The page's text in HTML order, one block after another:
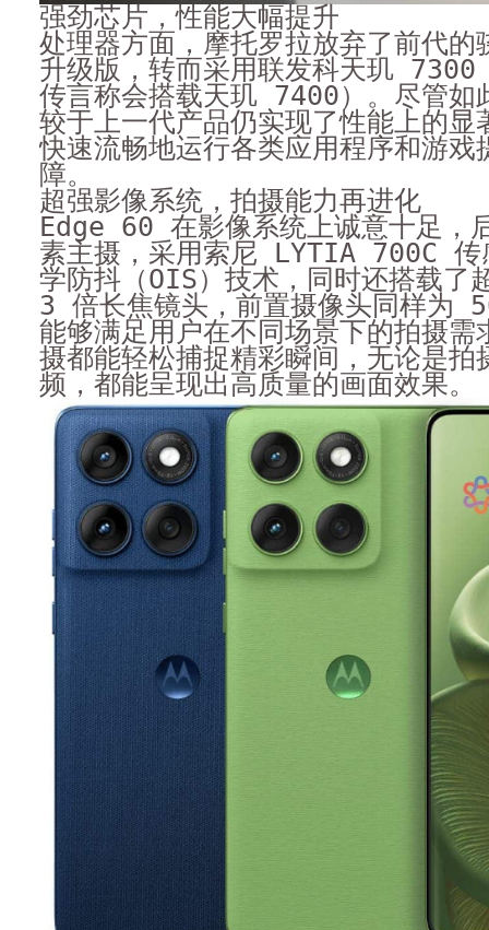
强劲芯片，性能大幅提升
处理器方面，摩托罗拉放弃了前代
升级版，转而采用联发科天玑 7300
传言称会搭载天玑 7400）。尽管如
较于上一代产品仍实现了性能上的显
快速流畅地运行各类应用程序和游戏
障。
超强影像系统，拍摄能力再进化
Edge 60 在影像系统上诚意十足
素主摄，采用索尼 LYTIA 700C 传
学防抖（OIS）技术，同时还搭载了
3 倍长焦镜头，前置摄像头同样为
能够满足用户在不同场景下的拍摄需
摄都能轻松捕捉精彩瞬间，无论是拍
频，都能呈现出高质量的画面效果。